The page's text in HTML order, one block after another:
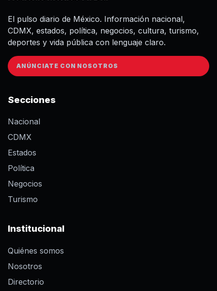
El pulso diario de México. Información nacional,
CDMX, estados, política, negocios, cultura, turismo,
deportes y vida pública con lenguaje claro.
ANÚNCIATE CON NOSOTROS
Secciones
Nacional
CDMX
Estados
Política
Negocios
Turismo
Institucional
Quiénes somos
Nosotros
Directorio